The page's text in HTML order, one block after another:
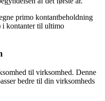
primo kontantbeholdning
i kontanter til ultimo
til virksomhed. Denne
bedre til din virksomheds